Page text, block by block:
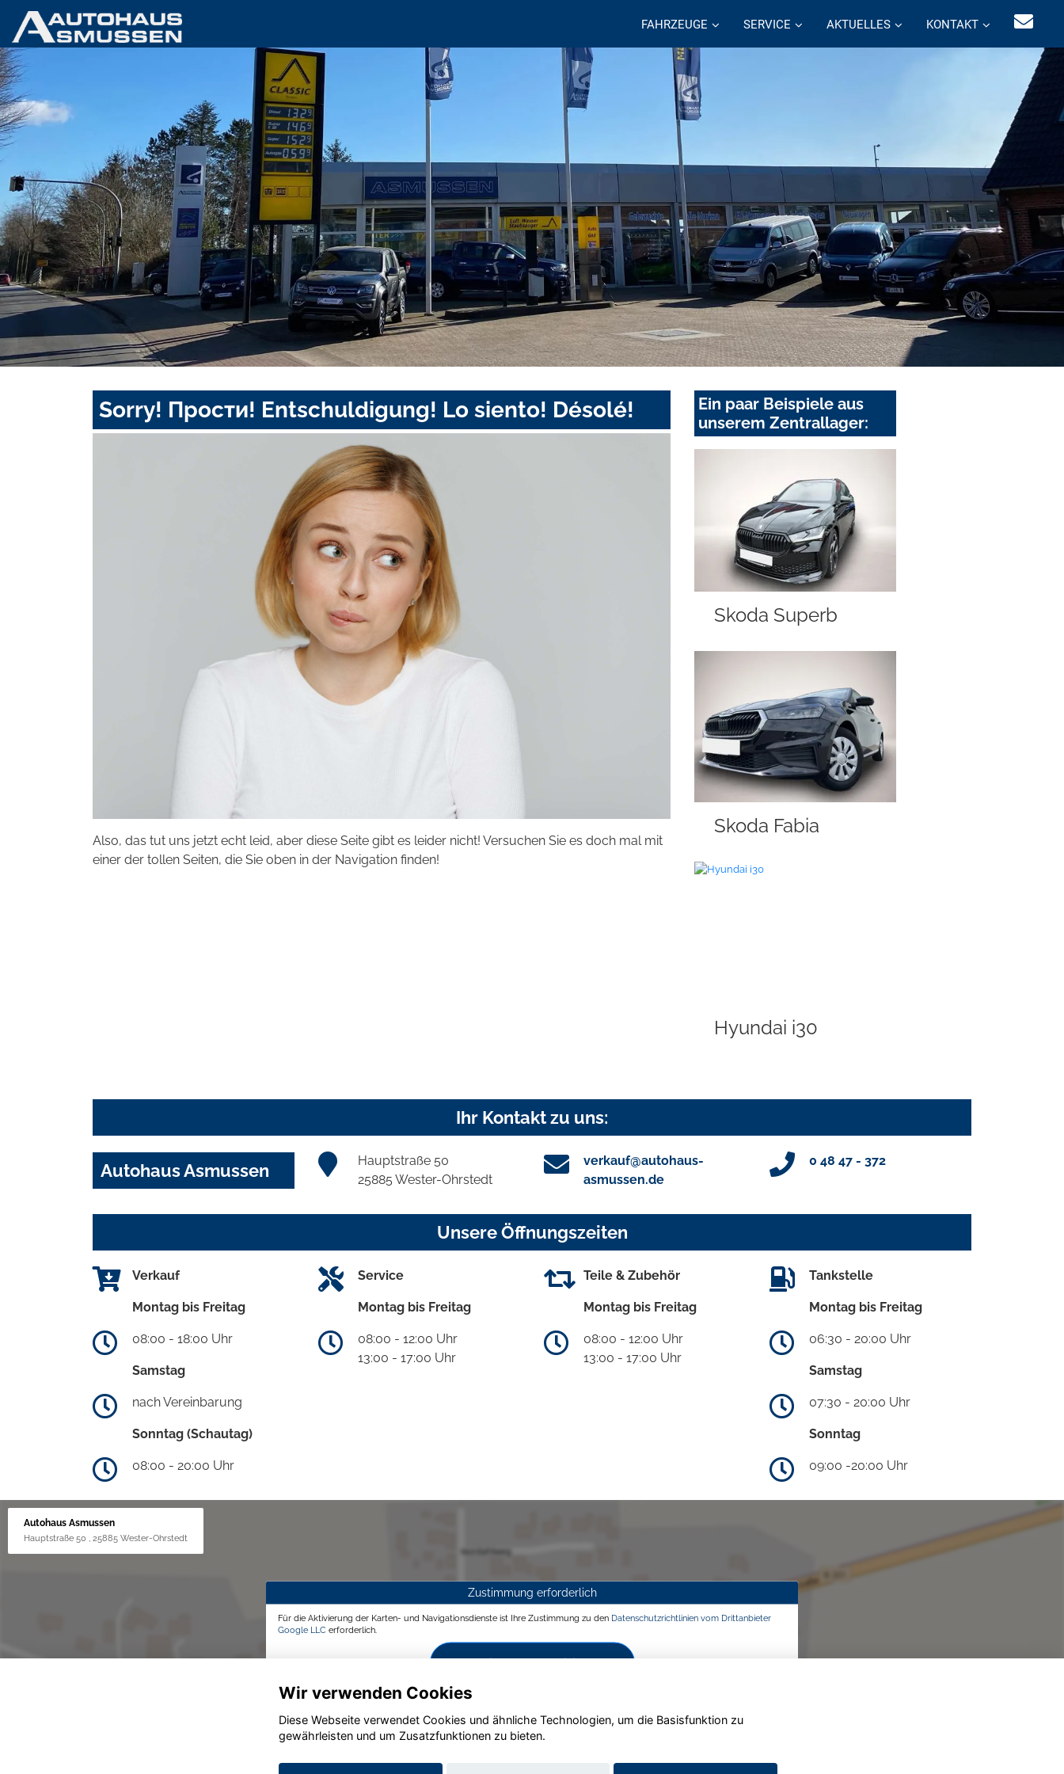
FAHRZEUGE SERVICE AKTUELLES KONTAKT
Sorry! Прости! Entschuldigung! Lo siento! Désolé!
Also, das tut uns jetzt echt leid, aber diese Seite gibt es leider nicht! Versuchen Sie es doch mal mit
einer der tollen Seiten, die Sie oben in der Navigation finden!
Ein paar Beispiele aus
unserem Zentrallager:
Skoda Superb
Skoda Fabia
Hyundai i30
Ihr Kontakt zu uns:
Autohaus Asmussen
Hauptstraße 50
25885 Wester-Ohrstedt
verkauf@autohaus-
asmussen.de
0 48 47 - 372
Unsere Öffnungszeiten
Verkauf
Montag bis Freitag
08:00 - 18:00 Uhr
Samstag
nach Vereinbarung
Sonntag (Schautag)
08:00 - 20:00 Uhr
Service
Montag bis Freitag
08:00 - 12:00 Uhr
13:00 - 17:00 Uhr
Teile & Zubehör
Montag bis Freitag
08:00 - 12:00 Uhr
13:00 - 17:00 Uhr
Tankstelle
Montag bis Freitag
06:30 - 20:00 Uhr
Samstag
07:30 - 20:00 Uhr
Sonntag
09:00 -20:00 Uhr
Autohaus Asmussen
Hauptstraße 50 , 25885 Wester-Ohrstedt
Zustimmung erforderlich
Für die Aktivierung der Karten- und Navigationsdienste ist Ihre Zustimmung zu den Datenschutzrichtlinien vom Drittanbieter
Google LLC erforderlich.
Wir verwenden Cookies
Diese Webseite verwendet Cookies und ähnliche Technologien, um die Basisfunktion zu
gewährleisten und um Zusatzfunktionen zu bieten.